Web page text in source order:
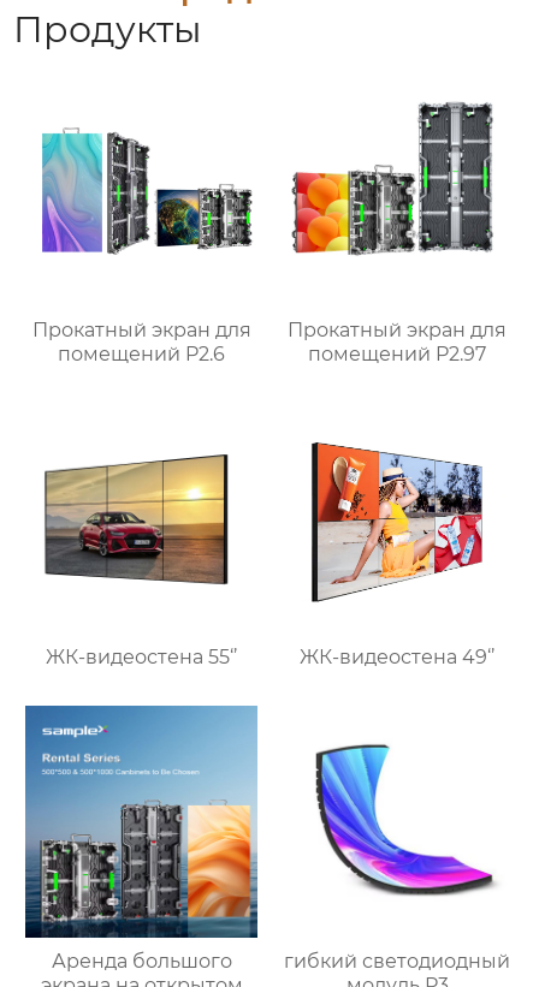
Продукты
Прокатный экран для
помещений P2.6
Прокатный экран для
помещений P2.97
ЖК-видеостена 55‘’ ЖК-видеостена 49‘’
Аренда большого
гибкий светодиодный